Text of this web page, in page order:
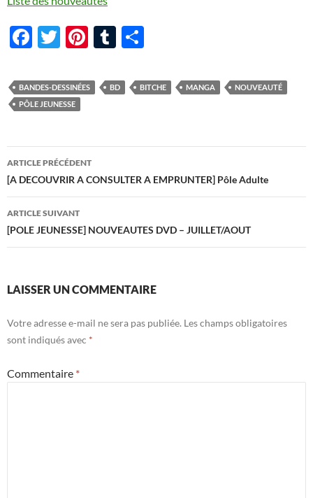
F
e
b
o
k
T
itt
er
Pi
er
es
T
m
bl
ta
g
BANDES-DESSINÉES BD BITCHE MANGA
NOUVEAUTÉ
PÔLE JEUNESSE
Navigation
des
articles
ARTICLE PRÉCÉDENT
[A DECOUVRIR A CONSULTER A EMPRUNTER] Pôle Adulte
ARTICLE SUIVANT
[POLE JEUNESSE] NOUVEAUTES DVD – JUILLET/AOUT
LAISSER UN COMMENTAIRE
Votre adresse e-mail ne sera pas publiée. Les champs obligatoires
sont indiqués avec *
Commentaire *